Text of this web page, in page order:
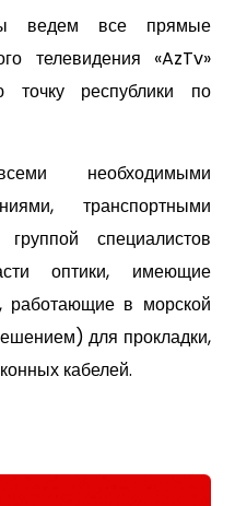
ведем все прямые
телевидения «AzTv»
республики по
необходимыми
транспортными
специалистов
оптики, имеющие
работающие в морской
для прокладки,
кабелей.